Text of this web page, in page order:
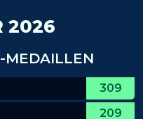
2026
MEDAILLEN
309
209